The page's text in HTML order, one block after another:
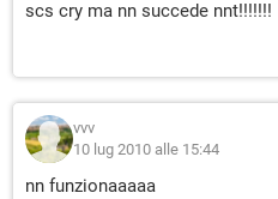
scs cry ma nn succede nnt!!!!!!!
vvv
10 lug 2010 alle 15:44
nn funzionaaaaa